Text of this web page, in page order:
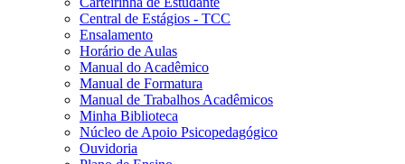
Central de Estágios - TCC
Ensalamento
Horário de Aulas
Manual do Acadêmico
Manual de Formatura
Manual de Trabalhos Acadêmicos
Minha Biblioteca
Núcleo de Apoio Psicopedagógico
Ouvidoria